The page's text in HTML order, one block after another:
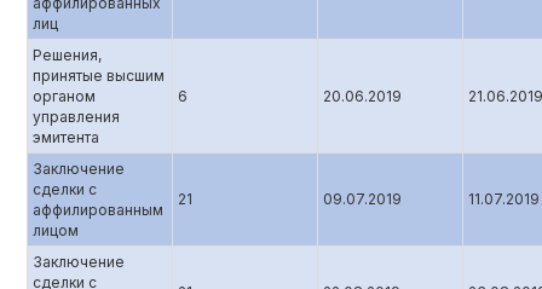
лиц
Решения,
принятые высшим
органом
управления
эмитента
6 20.06.2019 21.06.2019
Заключение
сделки с
аффилированным
лицом
21 09.07.2019 11.07.2019
Заключение
сделки с